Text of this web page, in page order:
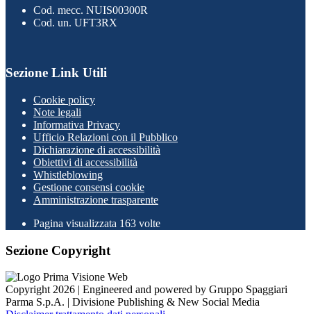
Cod. mecc. NUIS00300R
Cod. un. UFT3RX
Sezione Link Utili
Cookie policy
Note legali
Informativa Privacy
Ufficio Relazioni con il Pubblico
Dichiarazione di accessibilità
Obiettivi di accessibilità
Whistleblowing
Gestione consensi cookie
Amministrazione trasparente
Pagina visualizzata 163 volte
Sezione Copyright
Copyright 2026 | Engineered and powered by Gruppo Spaggiari
Parma S.p.A. | Divisione Publishing & New Social Media